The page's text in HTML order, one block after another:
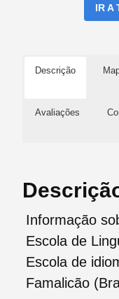
IR A
Descrição
Avaliações
Informação
Escola de
Escola de
Famalicão